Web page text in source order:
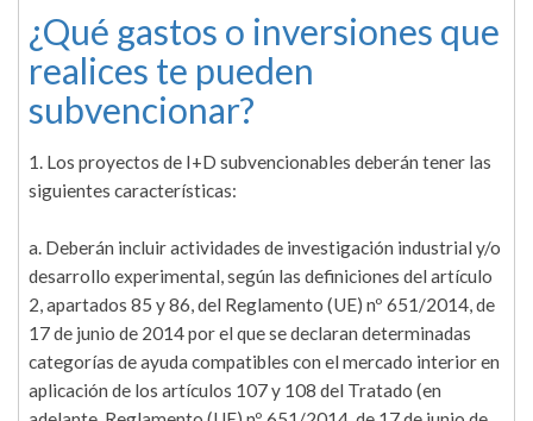
¿Qué gastos o inversiones que
realices te pueden
subvencionar?
1. Los proyectos de I+D subvencionables deberán tener las
siguientes características:
a. Deberán incluir actividades de investigación industrial y/o
desarrollo experimental, según las definiciones del artículo
2, apartados 85 y 86, del Reglamento (UE) nº 651/2014, de
17 de junio de 2014 por el que se declaran determinadas
categorías de ayuda compatibles con el mercado interior en
aplicación de los artículos 107 y 108 del Tratado (en